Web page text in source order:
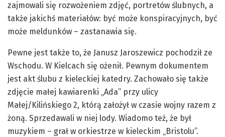
zajmowali się rozwożeniem zdjęć, portretów ślubnych, a
także jakichś materiałów: być może konspiracyjnych, być
może meldunków – zastanawia się.
Pewne jest także to, że Janusz Jaroszewicz pochodził ze
Wschodu. W Kielcach się ożenił. Pewnym dokumentem
jest akt ślubu z kieleckiej katedry. Zachowało się także
zdjęcie małej kawiarenki „Ada” przy ulicy
Małej/Kilińskiego 2, którą założył w czasie wojny razem z
żoną. Sprzedawali w niej lody. Wiadomo też, że był
muzykiem – grał w orkiestrze w kieleckim „Bristolu”.